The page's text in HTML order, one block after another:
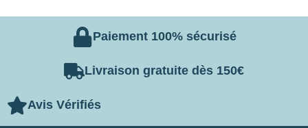
Paiement 100% sécurisé
Livraison gratuite dès 150€
Avis Vérifiés